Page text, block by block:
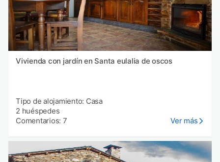
Vivienda con jardín en Santa eulalia de oscos
Tipo de alojamiento: Casa
2 huéspedes
Comentarios: 7
Ver más